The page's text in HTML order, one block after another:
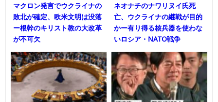
マクロン発言でウクライナの
敗北が確定、欧米文明は没落
ー根幹のキリスト教の大改革
が不可欠
ネオナチのナワリヌイ氏死
亡、ウクライナの継戦が目的
かー有り得る核兵器を使わな
いロシア・NATO戦争